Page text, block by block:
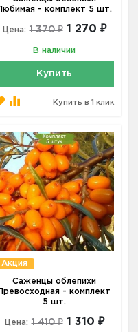
- комплект 5 шт.
Цена: 1 370 ₽ 1 270 ₽
В наличии
Купить
Купить в 1 клик
Акция
Саженцы облепихи
Превосходная - комплект
5 шт.
Цена: 1 410 ₽ 1 310 ₽